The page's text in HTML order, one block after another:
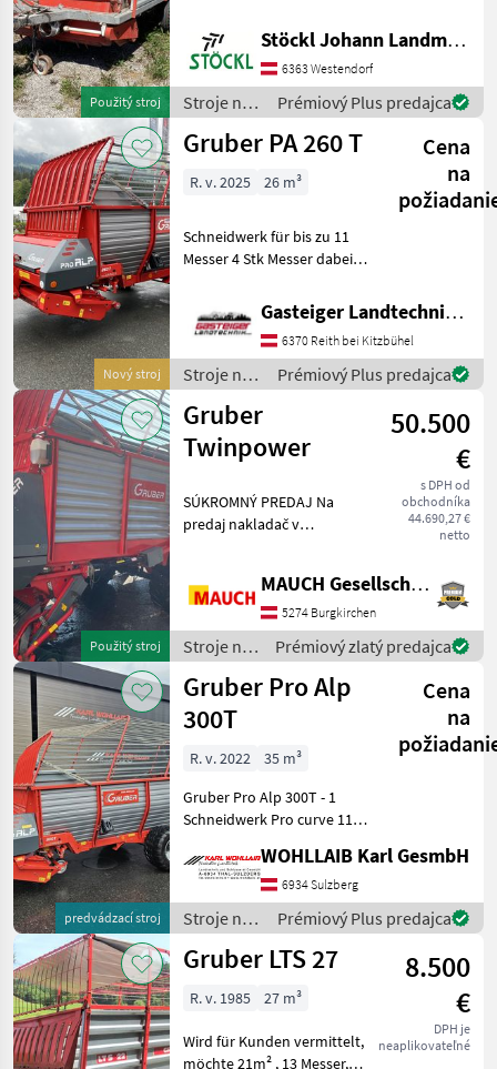
Použitý stroj
Gelenkwelle, Standort
Westendorf (A) Počet
hriadeľov: Jednoosový,
Nosič dlážky Stroje na zber
Stöckl Johann Landmaschinen GesmbH & Co KG
6363 Westendorf
Stroje na
zber
objemových
Gruber
Prémiový Plus predajca
Nový stroj
Gruber PA 260 T
Cena
na
R. v. 2025 26 m³
Schneidwerk für bis zu 11
Messer 4 Stk Messer dabei
1.8m Pick-up 5-reihig
Weitwinkel-Gelenkwelle
Hydr-Bremse Bereifung
480/45-17 AS auf
Gasteiger Landtechnik GmbH
6370 Reith bei Kitzbühel
Stroje na
zber
objemových
krmív /
Gruber
Prémiový Plus predajca
Použitý stroj
Gruber
Twinpower
50.500
€
s DPH od
obchodníka
44.690,27 €
netto
SÚKROMNÝ PREDAJ Na
predaj nakladač v
uvedenie do prevádzky
elektrohydraulický systém,
13 rezacích
MAUCH Gesellschaft m.b.H. & Co.KG
5274 Burgkirchen
Stroje na
zber
objemových
krmív /
Gruber
Prémiový zlatý predajca
predvádzací stroj
Gruber Pro Alp
300T
Cena
na
R. v. 2022
35 m³
Gruber Pro Alp 300T - 1
Schneidwerk Pro curve 11 -
Bereifung 480-45-17
Flotaiton - hydr. Bremse -
Direktanschluss - Weitw
WOHLLAIB Karl GesmbH
6934 Sulzberg
Stroje na
zber
objemových
Gruber
Prémiový Plus predajca
Gruber LTS 27
8.500
€
DPH je
neaplikovateľné
R. v. 1985 27 m³
Wird für Kunden vermittelt,
möchte 21m² , 13 Messer,